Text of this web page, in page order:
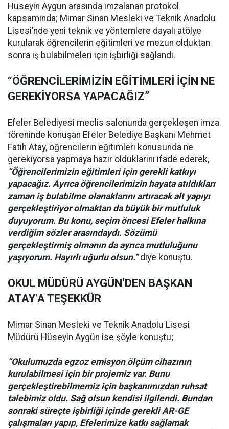
Hüseyin Aygün arasında imzalanan protokol
kapsamında; Mimar Sinan Mesleki ve Teknik Anadolu
Lisesi’nde yeni teknik ve yöntemlere dayalı atölye
kurularak öğrencilerin eğitimleri ve mezun olduktan
sonra iş bulabilmeleri için işbirliği sağlandı.
“ÖĞRENCİLERİMİZİN EĞİTİMLERİ İÇİN NE
GEREKİYORSA YAPACAĞIZ”
Efeler Belediyesi meclis salonunda gerçekleşen imza
töreninde konuşan Efeler Belediye Başkanı Mehmet
Fatih Atay, öğrencilerin eğitimleri konusunda ne
gerekiyorsa yapmaya hazır olduklarını ifade ederek,
“Öğrencilerimizin eğitimleri için gerekli katkıyı
yapacağız. Ayrıca öğrencilerimizin hayata atıldıkları
zaman iş bulabilme olanaklarını artıracak alt yapıyı
gerçekleştiriyor olmaktan da büyük bir mutluluk
duyuyorum. Bu konu, seçim öncesi Efeler halkına
verdiğim sözler arasındaydı. Sözümü
gerçekleştirmiş olmanın da ayrıca mutluluğunu
yaşıyorum. Hayırlı uğurlu olsun.”diye konuştu.
OKUL MÜDÜRÜ AYGÜN’DEN BAŞKAN
ATAY’A TEŞEKKÜR
Mimar Sinan Mesleki ve Teknik Anadolu Lisesi
Müdürü Hüseyin Aygün ise şöyle konuştu;
“Okulumuzda egzoz emisyon ölçüm cihazının
kurulabilmesi için bir projemiz var. Bunu
gerçekleştirebilmemiz için başkanımızdan ruhsat
talebimiz oldu. Sağ olsun kendisi ilgilendi. Bundan
sonraki süreçte işbirliği içinde gerekli AR-GE
çalışmaları yapıp, Efelerimize katkı sağlamak